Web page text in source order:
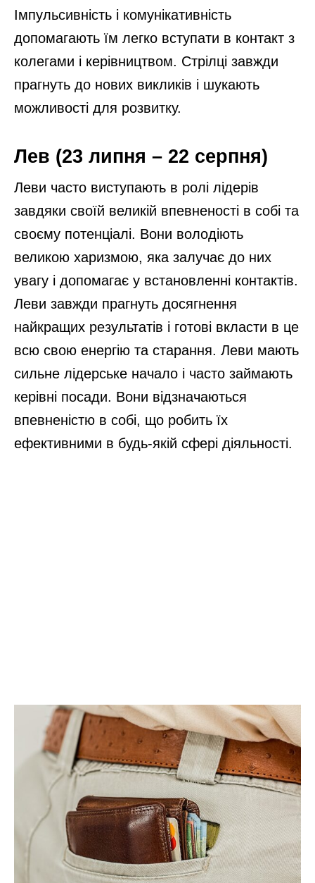
Імпульсивність і комунікативність
допомагають їм легко вступати в контакт з
колегами і керівництвом. Стрілці завжди
прагнуть до нових викликів і шукають
можливості для розвитку.
Лев (23 липня – 22 серпня)
Леви часто виступають в ролі лідерів
завдяки своїй великій впевненості в собі та
своєму потенціалі. Вони володіють
великою харизмою, яка залучає до них
увагу і допомагає у встановленні контактів.
Леви завжди прагнуть досягнення
найкращих результатів і готові вкласти в це
всю свою енергію та старання. Леви мають
сильне лідерське начало і часто займають
керівні посади. Вони відзначаються
впевненістю в собі, що робить їх
ефективними в будь-якій сфері діяльності.